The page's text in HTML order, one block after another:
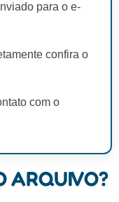
para o e-
confira o
com o
ARQUIVO?